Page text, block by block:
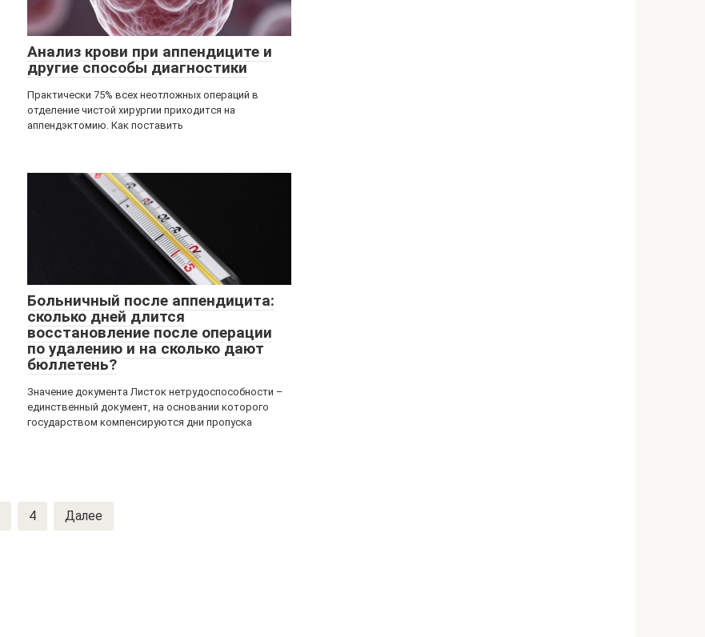
Анализ крови при аппендиците и
другие способы диагностики
Практически 75% всех неотложных операций в
отделение чистой хирургии приходится на
аппендэктомию. Как поставить
Больничный после аппендицита:
сколько дней длится
восстановление после операции
по удалению и на сколько дают
бюллетень?
Значение документа Листок нетрудоспособности –
единственный документ, на основании которого
государством компенсируются дни пропуска
4 Далее